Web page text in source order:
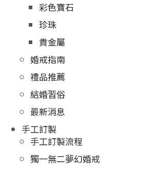
彩色寶石
珍珠
貴金屬
婚戒指南
禮品推薦
結婚習俗
最新消息
手工訂製
手工訂製流程
獨一無二夢幻婚戒